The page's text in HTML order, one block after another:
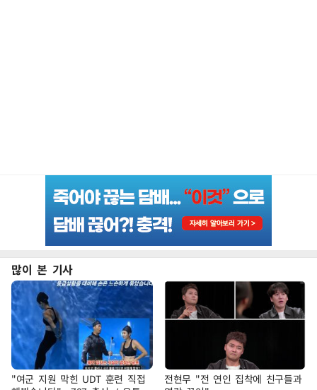
많이 본 기사
"여군 지원 막힌 UDT 훈련 직접
전현무 "전 연인 집착에 친구들과